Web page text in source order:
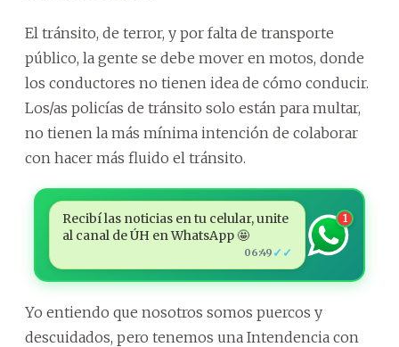
El tránsito, de terror, y por falta de transporte
público, la gente se debe mover en motos, donde
los conductores no tienen idea de cómo conducir.
Los/as policías de tránsito solo están para multar,
no tienen la más mínima intención de colaborar
con hacer más fluido el tránsito.
Recibí las noticias en tu celular, unite
al canal de ÚH en WhatsApp 🤩
06:49 ✓✓
1
Yo entiendo que nosotros somos puercos y
descuidados, pero tenemos una Intendencia con